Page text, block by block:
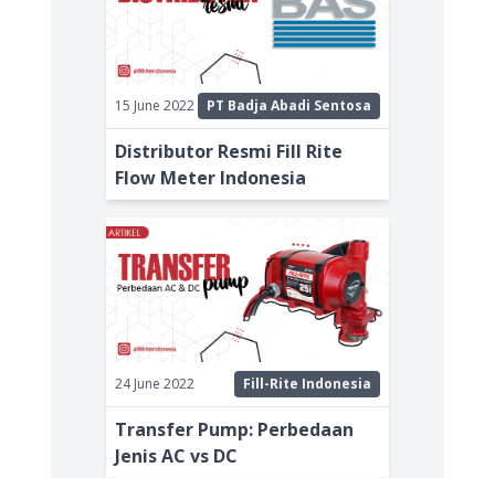
15 June 2022 PT Badja Abadi Sentosa
Distributor Resmi Fill Rite
Flow Meter Indonesia
24 June 2022 Fill-Rite Indonesia
Transfer Pump: Perbedaan
Jenis AC vs DC